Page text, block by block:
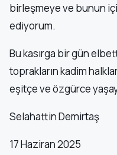
birleşmeye ve bunun
ediyorum.
Bu kasırga bir gün
toprakların kadim
eşitçe ve özgürce
Selahattin Demirtaş
17 Haziran 2025